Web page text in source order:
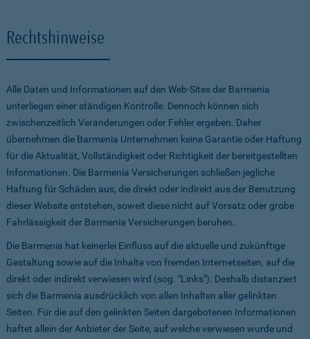
Rechtshinweise
Alle Daten und Informationen auf den Web-Sites der Barmenia
unterliegen einer ständigen Kontrolle. Dennoch können sich
zwischenzeitlich Veränderungen oder Fehler ergeben. Daher
übernehmen die Barmenia Unternehmen keine Garantie oder Haftung
für die Aktualität, Vollständigkeit oder Richtigkeit der bereitgestellten
Informationen. Die Barmenia Versicherungen schließen jegliche
Haftung für Schäden aus, die direkt oder indirekt aus der Benutzung
dieser Website entstehen, soweit diese nicht auf Vorsatz oder grobe
Fahrlässigkeit der Barmenia Versicherungen beruhen.
Die Barmenia hat keinerlei Einfluss auf die aktuelle und zukünftige
Gestaltung sowie auf die Inhalte von fremden Internetseiten, auf die
direkt oder indirekt verwiesen wird (sog. "Links"). Deshalb distanziert
sich die Barmenia ausdrücklich von allen Inhalten aller gelinkten
Seiten. Für die auf den gelinkten Seiten dargebotenen Informationen
haftet allein der Anbieter der Seite, auf welche verwiesen wurde und